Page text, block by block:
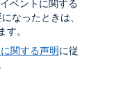
ベントに関する
なったときは、
。
関する声明に従